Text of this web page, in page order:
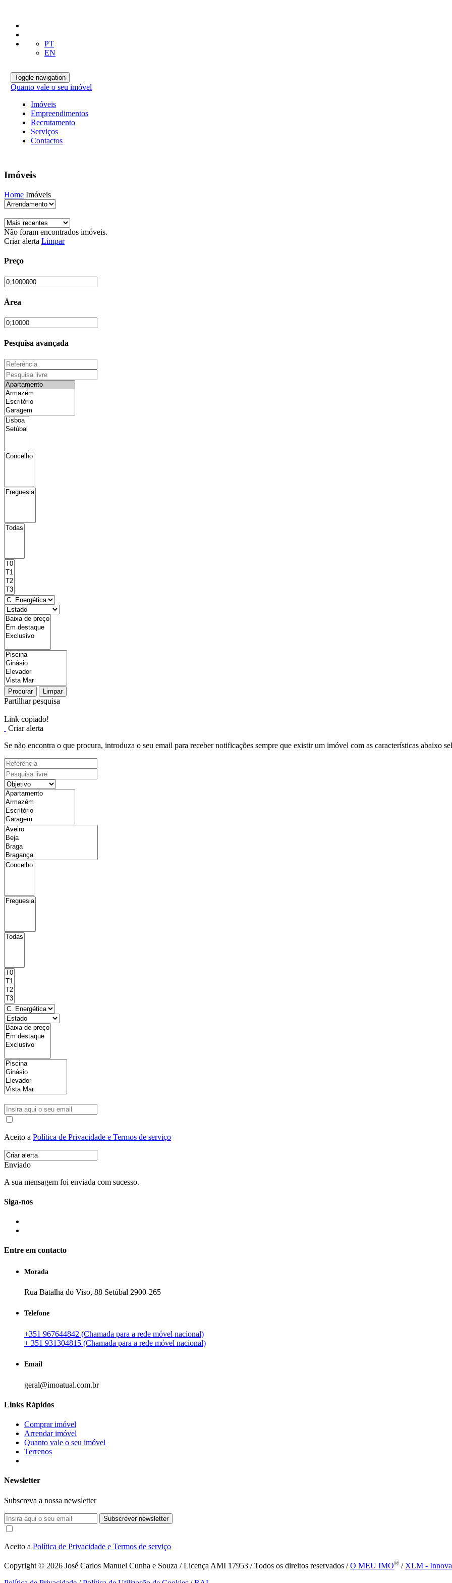
PT
EN
Toggle navigation
Quanto vale o seu imóvel
Imóveis
Empreendimentos
Recrutamento
Serviços
Contactos
Imóveis
Home Imóveis
Não foram encontrados imóveis.
Criar alerta Limpar
Preço
Área
Pesquisa avançada
Procurar Limpar
Partilhar pesquisa
Link copiado!
Criar alerta
Se não encontra o que procura, introduza o seu email para receber notificações sempre que existir um imóvel com as características abaixo
Aceito a Política de Privacidade e Termos de serviço
Enviado
A sua mensagem foi enviada com sucesso.
Siga-nos
Entre em contacto
Morada
Rua Batalha do Viso, 88 Setúbal 2900-265
Telefone
+351 967644842 (Chamada para a rede móvel nacional)
+ 351 931304815 (Chamada para a rede móvel nacional)
Email
geral@imoatual.com.br
Links Rápidos
Comprar imóvel
Arrendar imóvel
Quanto vale o seu imóvel
Terrenos
Newsletter
Subscreva a nossa newsletter
Subscrever newsletter
Aceito a Política de Privacidade e Termos de serviço
Copyright © 2026 José Carlos Manuel Cunha e Souza / Licença AMI 17953 / Todos os direitos reservados /O MEU IMO® / XLM -